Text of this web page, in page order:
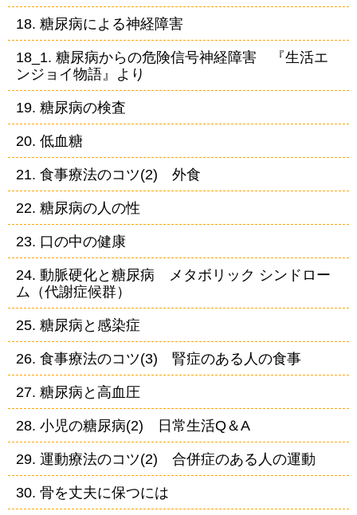
18. 糖尿病による神経障害
18_1. 糖尿病からの危険信号神経障害 『生活エ
ンジョイ物語』より
19. 糖尿病の検査
20. 低血糖
21. 食事療法のコツ(2) 外食
22. 糖尿病の人の性
23. 口の中の健康
24. 動脈硬化と糖尿病 メタボリック シンドロー
ム（代謝症候群）
25. 糖尿病と感染症
26. 食事療法のコツ(3) 腎症のある人の食事
27. 糖尿病と高血圧
28. 小児の糖尿病(2) 日常生活Q＆A
29. 運動療法のコツ(2) 合併症のある人の運動
30. 骨を丈夫に保つには